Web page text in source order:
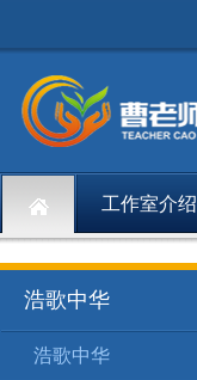
工作室介绍
浩歌中华
浩歌中华